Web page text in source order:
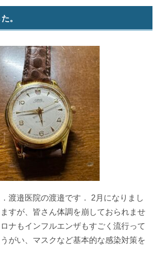
。
渡邉医院の渡邉です． 2月になりまし
すが、皆さん体調を崩しておられませ
ナもインフルエンザもすごく流行って
がい、マスクなど基本的な感染対策を